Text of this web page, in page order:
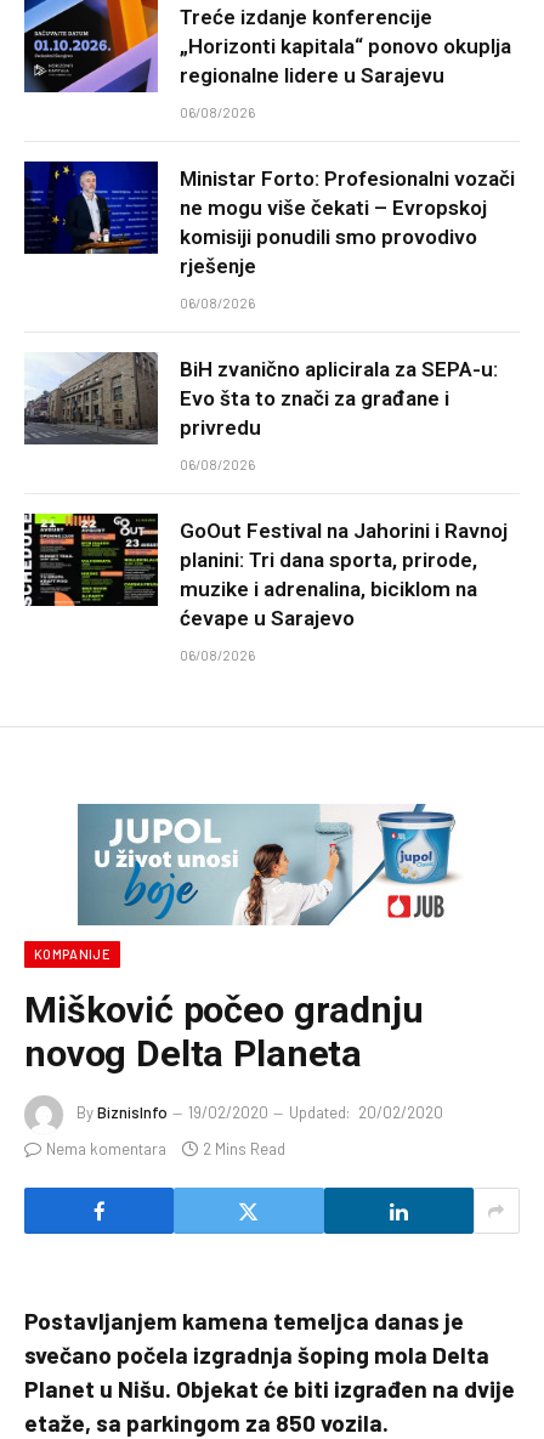
Treće izdanje konferencije
„Horizonti kapitala“ ponovo okuplja
regionalne lidere u Sarajevu
06/08/2026
Ministar Forto: Profesionalni vozači
ne mogu više čekati – Evropskoj
komisiji ponudili smo provodivo
rješenje
06/08/2026
BiH zvanično aplicirala za SEPA-u:
Evo šta to znači za građane i
privredu
06/08/2026
GoOut Festival na Jahorini i Ravnoj
planini: Tri dana sporta, prirode,
muzike i adrenalina, biciklom na
ćevape u Sarajevo
06/08/2026
KOMPANIJE
Mišković počeo gradnju
novog Delta Planeta
ByBiznisInfo 19/02/2020 Updated: 20/02/2020
Nema komentara
2 Mins Read
Postavljanjem kamena temeljca danas je
svečano počela izgradnja šoping mola Delta
Planet u Nišu. Objekat će biti izgrađen na dvije
etaže, sa parkingom za 850 vozila.